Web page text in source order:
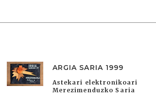
ARGIA SARIA 1999
Astekari elektronikoari
Merezimenduzko Saria